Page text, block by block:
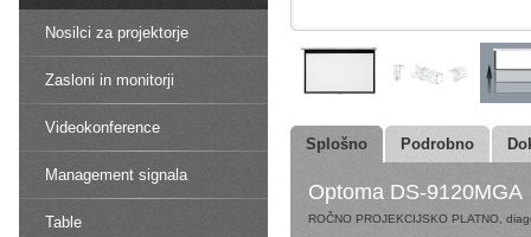
Nosilci za projektorje
Zasloni in monitorji
Videokonference
Management signala
Table
Splošno Podrobno
Optoma DS-9120MGA
ROČNO PROJEKCIJSKO PLATNO,